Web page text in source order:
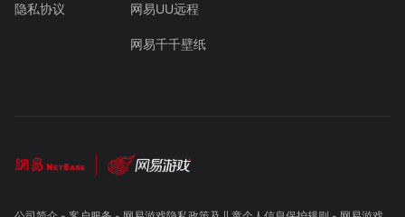
隐私协议 网易UU远程
网易千千壁纸